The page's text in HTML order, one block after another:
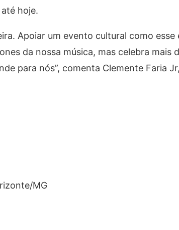
hoje.
Apoiar um evento cultural como esse
da nossa música, mas celebra mais
para nós”, comenta Clemente Faria
MG